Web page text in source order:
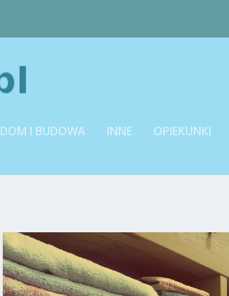
DOM I BUDOWA INNE OPIEKUNKI